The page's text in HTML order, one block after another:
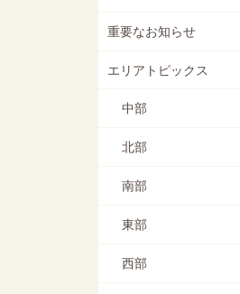
重要なお知らせ
エリアトピックス
中部
北部
南部
東部
西部